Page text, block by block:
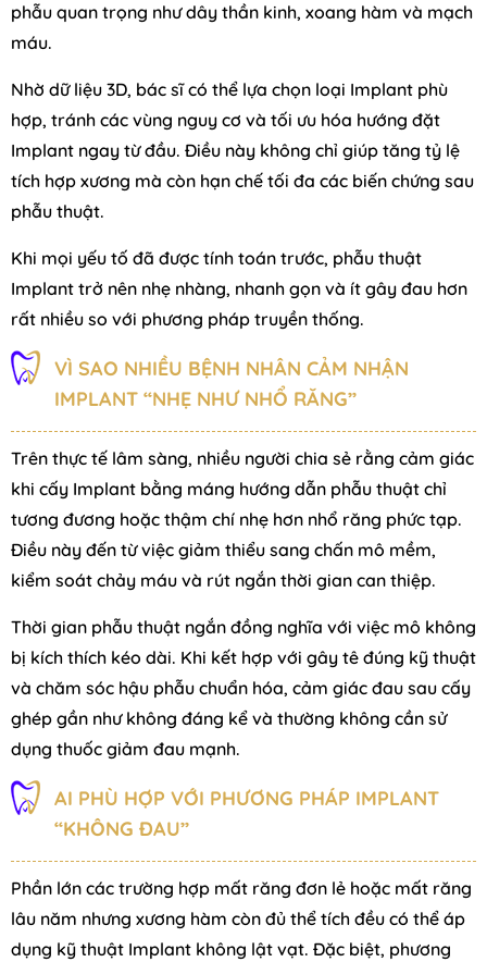
phẫu quan trọng như dây thần kinh, xoang hàm và mạch
máu.
Nhờ dữ liệu 3D, bác sĩ có thể lựa chọn loại Implant phù
hợp, tránh các vùng nguy cơ và tối ưu hóa hướng đặt
Implant ngay từ đầu. Điều này không chỉ giúp tăng tỷ lệ
tích hợp xương mà còn hạn chế tối đa các biến chứng sau
phẫu thuật.
Khi mọi yếu tố đã được tính toán trước, phẫu thuật
Implant trở nên nhẹ nhàng, nhanh gọn và ít gây đau hơn
rất nhiều so với phương pháp truyền thống.
VÌ SAO NHIỀU BỆNH NHÂN CẢM NHẬN
IMPLANT “NHẸ NHƯ NHỔ RĂNG”
Trên thực tế lâm sàng, nhiều người chia sẻ rằng cảm giác
khi cấy Implant bằng máng hướng dẫn phẫu thuật chỉ
tương đương hoặc thậm chí nhẹ hơn nhổ răng phức tạp.
Điều này đến từ việc giảm thiểu sang chấn mô mềm,
kiểm soát chảy máu và rút ngắn thời gian can thiệp.
Thời gian phẫu thuật ngắn đồng nghĩa với việc mô không
bị kích thích kéo dài. Khi kết hợp với gây tê đúng kỹ thuật
và chăm sóc hậu phẫu chuẩn hóa, cảm giác đau sau cấy
ghép gần như không đáng kể và thường không cần sử
dụng thuốc giảm đau mạnh.
AI PHÙ HỢP VỚI PHƯƠNG PHÁP IMPLANT
“KHÔNG ĐAU”
Phần lớn các trường hợp mất răng đơn lẻ hoặc mất răng
lâu năm nhưng xương hàm còn đủ thể tích đều có thể áp
dụng kỹ thuật Implant không lật vạt. Đặc biệt, phương